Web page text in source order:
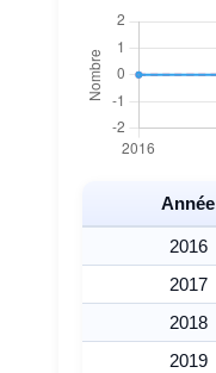
Année
2016
2017
2018
2019